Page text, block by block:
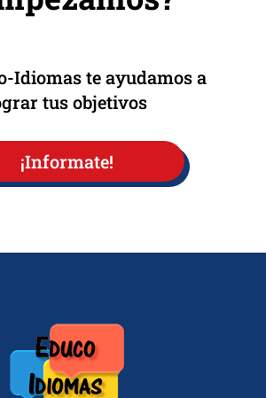
Idiomas te ayudamos a
tus objetivos
¡Informate!